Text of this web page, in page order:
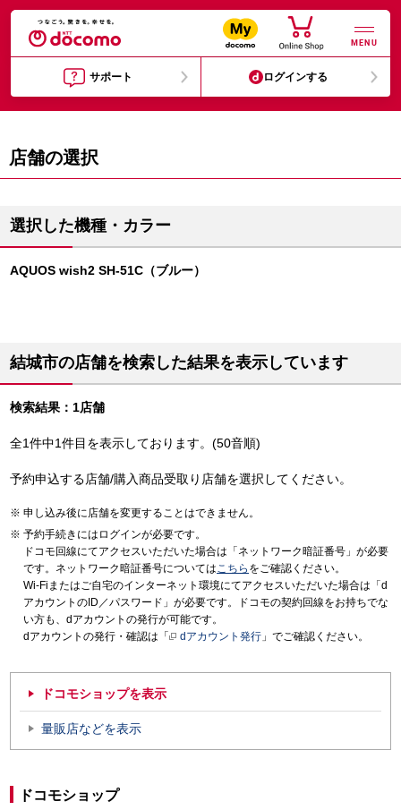
MENU
サポート ログインする
店舗の選択
選択した機種・カラー
AQUOS wish2 SH-51C（ブルー）
結城市の店舗を検索した結果を表示しています
検索結果：1店舗
全1件中1件目を表示しております。(50音順)
予約申込する店舗/購入商品受取り店舗を選択してください。
申し込み後に店舗を変更することはできません。
予約手続きにはログインが必要です。
ドコモ回線にてアクセスいただいた場合は「ネットワーク暗証番号」が必要
です。ネットワーク暗証番号についてはこちら をご確認ください。
Wi-Fiまたはご自宅のインターネット環境にてアクセスいただいた場合は「d
アカウントのID／パスワード」が必要です。ドコモの契約回線をお持ちでな
い方も、dアカウントの発行が可能です。
dアカウントの発行・確認は「
dアカウント発行 」でご確認ください。
ドコモショップを表示
量販店などを表示
ドコモショップ